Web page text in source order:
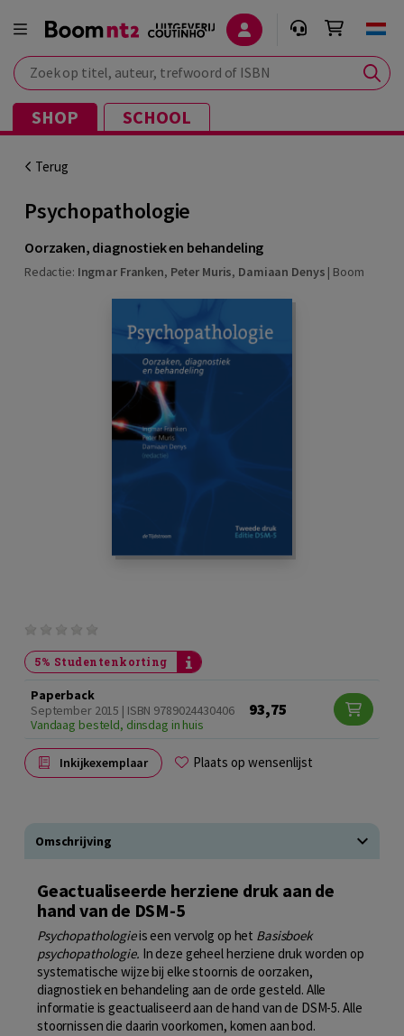
Zoek op titel, auteur, trefwoord of ISBN
SHOP SCHOOL
Terug
Psychopathologie
Oorzaken, diagnostiek en behandeling
Redactie: Ingmar Franken, Peter Muris, Damiaan Denys | Boom
5% Studentenkorting
Paperback
September 2015 | ISBN 9789024430406
Vandaag besteld, dinsdag in huis
93,75
Inkijkexemplaar Plaats op wensenlijst
Omschrijving
Geactualiseerde herziene druk aan de
hand van de DSM-5
Psychopathologieis een vervolg op het Basisboek
psychopathologie. In deze geheel herziene druk worden op
systematische wijze bij elke stoornis de oorzaken,
diagnostiek en behandeling aan de orde gesteld. Alle
informatie is geactualiseerd aan de hand van de DSM-5. Alle
stoornissen die daarin voorkomen, komen aan bod.